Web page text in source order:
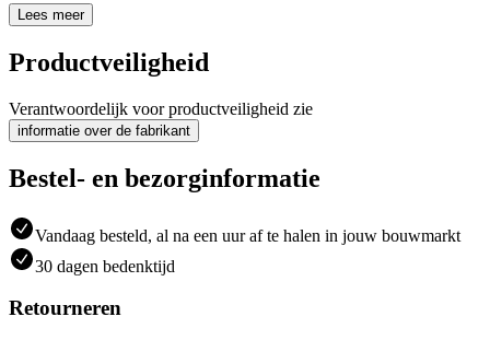
Lees meer
Productveiligheid
Verantwoordelijk voor productveiligheid zie
informatie over de fabrikant
Bestel- en bezorginformatie
Vandaag besteld, al na een uur af te halen in jouw bouwmarkt
30 dagen bedenktijd
Retourneren